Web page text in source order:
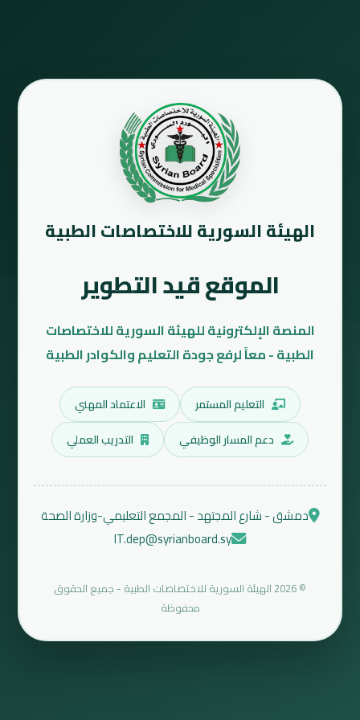
الهيئة السورية للاختصاصات الطبية
الموقع قيد التطوير
المنصة الإلكترونية للهيئة السورية للاختصاصات
الطبية - معاً لرفع جودة التعليم والكوادر الطبية
التعليم المستمر
الاعتماد المهني
دعم المسار الوظيفي
التدريب العملي
دمشق - شارع المجتهد - المجمع التعليمي-وزارة الصحة
IT.dep@syrianboard.sy
© 2026 الهيئة السورية للاختصاصات الطبية - جميع الحقوق
محفوظة